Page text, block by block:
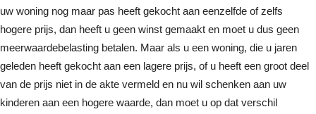
uw woning nog maar pas heeft gekocht aan eenzelfde of zelfs
hogere prijs, dan heeft u geen winst gemaakt en moet u dus geen
meerwaardebelasting betalen. Maar als u een woning, die u jaren
geleden heeft gekocht aan een lagere prijs, of u heeft een groot deel
van de prijs niet in de akte vermeld en nu wil schenken aan uw
kinderen aan een hogere waarde, dan moet u op dat verschil